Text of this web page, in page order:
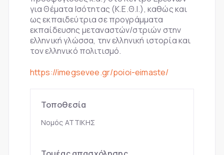
για Θέματα Ισότητας (Κ.Ε.Θ.Ι.), καθώς και
ως εκπαιδεύτρια σε προγράμματα
εκπαίδευσης μεταναστών/στριών στην
ελληνική γλώσσα, την ελληνική ιστορία και
τον ελληνικό πολιτισμό.
https://imegsevee.gr/poioi-eimaste/
Τοποθεσία
Νομός ΑΤΤΙΚΗΣ